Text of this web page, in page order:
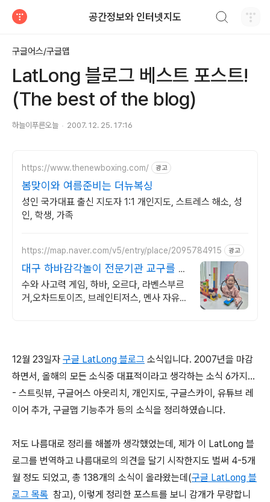
공간정보와 인터넷지도
구글어스/구글맵
LatLong 블로그 베스트 포스트!
(The best of the blog)
하늘이푸른오늘 2007. 12. 25. 17:16
https://www.thenewboxing.com/ 광고
봄맞이와 여름준비는 더뉴복싱
성인 국가대표 출신 지도자 1:1 개인지도, 스트레스 해소, 성
인, 학생, 가족
https://map.naver.com/v5/entry/place/2095784915 광고
대구 하바감각놀이 전문기관 교구를 활
용한 감각놀이 기관
수와 사고력 게임, 하바, 오르다, 라벤스부르
거,오차드토이즈, 브레인티저스, 멘사 자유롭
12월 23일자 구글 LatLong 블로그 소식입니다. 2007년을 마감
하면서, 올해의 모든 소식중 대표적이라고 생각하는 소식 6가지...
- 스트릿뷰, 구글어스 아웃리치, 개인지도, 구글스카이, 유튜브 레
이어 추가, 구글맵 기능추가 등의 소식을 정리하였습니다.
저도 나름대로 정리를 해볼까 생각했었는데, 제가 이 LatLong 블
로그를 번역하고 나름대로의 의견을 달기 시작한지도 벌써 4-5개
월 정도 되었고, 총 138개의 소식이 올라왔는데(구글 LatLong 블
로그 목록 참고), 이렇게 정리한 포스트를 보니 감개가 무량합니